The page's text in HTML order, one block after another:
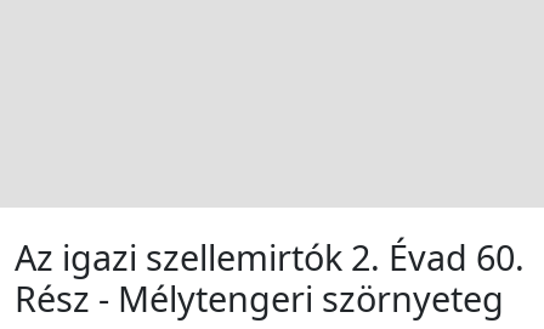
Az igazi szellemirtók 2. Évad 60.
Rész - Mélytengeri szörnyeteg